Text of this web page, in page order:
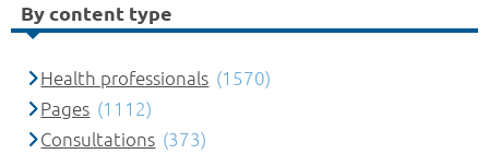
By content type
Health professionals (1570)
Pages (1112)
Consultations (373)